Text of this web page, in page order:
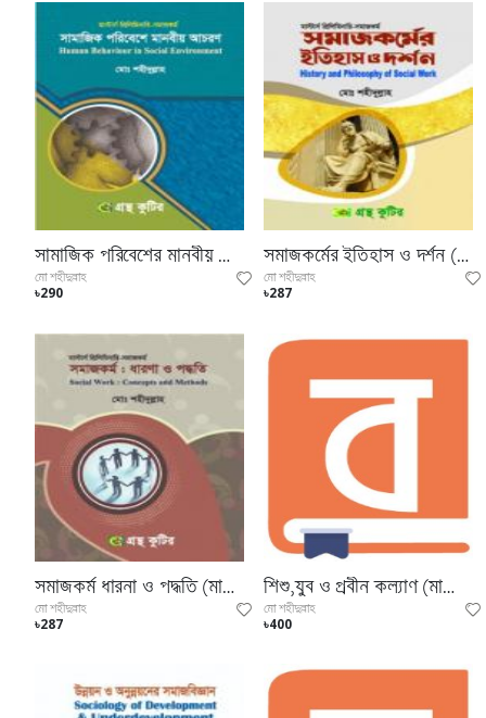
সামাজিক পরিবেশের মানবীয় আচরণ (মাস্টার্স প্রিলিমিনারি পাঠ্যবই)
মো শহীদুল্লাহ
৳290
সমাজকর্মের ইতিহাস ও দর্শন (মাস্টার্স প্রিলিমিনারি পাঠ্যবই)
মো শহীদুল্লাহ
৳287
সমাজকর্ম ধারনা ও পদ্ধতি (মাস্টার্স প্রিলিমিনারি পাঠ্যবই)
মো শহীদুল্লাহ
৳287
শিশু,যুব ও প্রবীন কল্যাণ (মাস্টার্স ফাইনাল ইয়ারের টেক্সট বই)
মো শহীদুল্লাহ
৳400